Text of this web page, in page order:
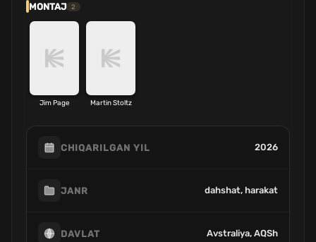
MONTAJ 2
Jim Page Martin Stoltz
CHIQARILGAN YIL 2026
JANR dahshat, harakat
DAVLAT Avstraliya, AQSh